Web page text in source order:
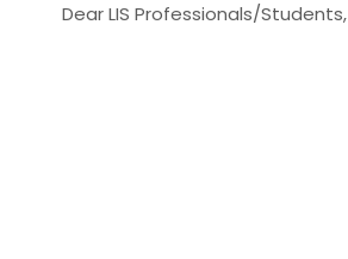
Dear LIS Professionals/Students,